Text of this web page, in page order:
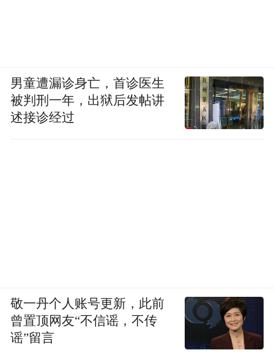
男童遭漏诊身亡，首诊医生
被判刑一年，出狱后发帖讲
述接诊经过
敬一丹个人账号更新，此前
曾置顶网友“不信谣，不传
谣”留言